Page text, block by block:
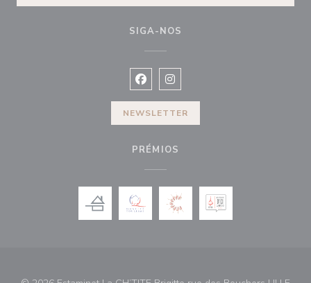
SIGA-NOS
Facebook ((abre numa nova janela))
Instagram ((abre numa nova
NEWSLETTER
PRÉMIOS